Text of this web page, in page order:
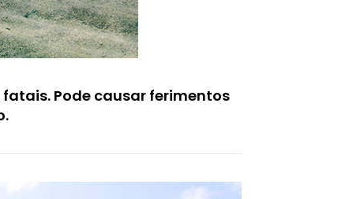
Pode causar ferimentos